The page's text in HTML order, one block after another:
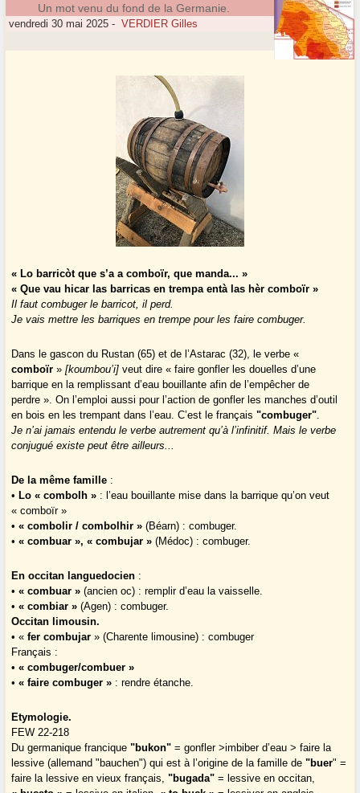
Un mot venu du fond de la Germanie.
vendredi 30 mai 2025 - VERDIER Gilles
« Lo barricòt que s’a a comboïr, que manda... »
« Que vau hicar las barricas en trempa entà las hèr comboïr »
Il faut combuger le barricot, il perd.
Je vais mettre les barriques en trempe pour les faire combuger.
Dans le gascon du Rustan (65) et de l’Astarac (32), le verbe «
comboïr »[koumbou’i] veut dire « faire gonfler les douelles d’une
barrique en la remplissant d’eau bouillante afin de l’empêcher de
perdre ». On l’emploi aussi pour l’action de gonfler les manches d’outil
en bois en les trempant dans l’eau. C’est le français"combuger".
Je n’ai jamais entendu le verbe autrement qu’à l’infinitif. Mais le verbe
conjugué existe peut être ailleurs...
De la même famille :
• Lo « combolh » : l’eau bouillante mise dans la barrique qu’on veut
« comboïr »
•« combolir / combolhir » (Béarn) : combuger.
•« combuar », « combujar »(Médoc) : combuger.
En occitan languedocien :
•« combuar » (ancien oc) : remplir d’eau la vaisselle.
•« combiar » (Agen) : combuger.
Occitan limousin.
• «fer combujar » (Charente limousine) : combuger
Français :
•« combuger/combuer »
•« faire combuger » : rendre étanche.
Etymologie.
FEW 22-218
Du germanique francique"bukon" = gonfler >imbiber d’eau > faire la
lessive (allemand "bauchen") qui est à l’origine de la famille de"buer" =
faire la lessive en vieux français,"bugada" = lessive en occitan,